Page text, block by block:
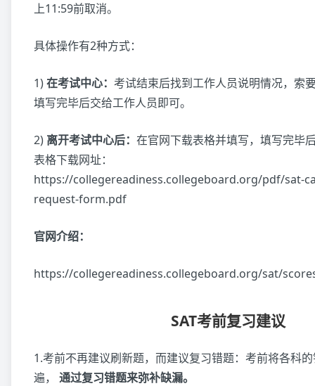
上11:59前取消。
具体操作有2种方式：
1)在考试中心： 考试结束后找到工作人员说明情况，索
填写完毕后交给工作人员即可。
2) 离开考试中心后： 在官网下载表格并填写，填写完毕
表格下载网址：
https://collegereadiness.collegeboard.org/pdf/sat-
request-form.pdf
官网介绍：
https://collegereadiness.collegeboard.org/sat/
SAT考前复习建议
1.考前不再建议刷新题，而建议复习错题：考前将各科
遍， 通过复习错题来弥补缺漏。